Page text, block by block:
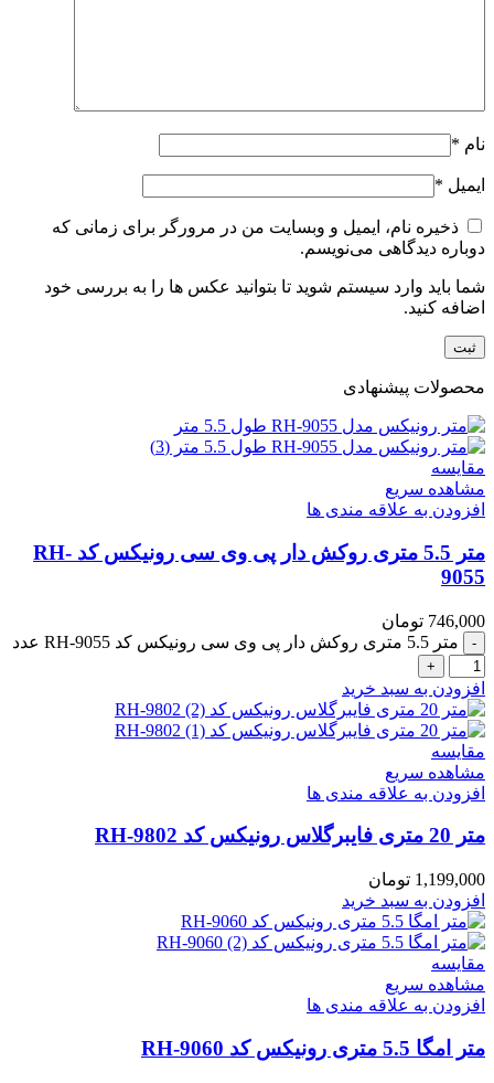
نام *
ایمیل *
ذخیره نام، ایمیل و وبسایت من در مرورگر برای زمانی که
دوباره دیدگاهی می‌نویسم.
شما باید وارد سیستم شوید تا بتوانید عکس ها را به بررسی خود
اضافه کنید.
محصولات پیشنهادی
مقایسه
مشاهده سریع
افزودن به علاقه مندی ها
متر 5.5 متری روکش دار پی وی سی رونیکس کد RH-
9055
746,000 تومان
متر 5.5 متری روکش دار پی وی سی رونیکس کد RH-9055 عدد
افزودن به سبد خرید
مقایسه
مشاهده سریع
افزودن به علاقه مندی ها
متر 20 متری فایبرگلاس رونیکس کد RH-9802
1,199,000 تومان
افزودن به سبد خرید
مقایسه
مشاهده سریع
افزودن به علاقه مندی ها
متر امگا 5.5 متری رونیکس کد RH-9060